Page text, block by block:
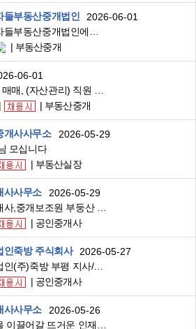
들부동산중개법인
2026-06-01
부동산중개
06-01
부동산중개
개사사무소
2026-05-29
모십니다
부동산실장
사사무소
2026-05-29
공인중개사
인죽방 주식회사
2026-05-27
부동산중개법인(주)죽방 부평 지사/소속공인중개사/중개보조원 모집
공인중개사
사사무소
2026-05-26